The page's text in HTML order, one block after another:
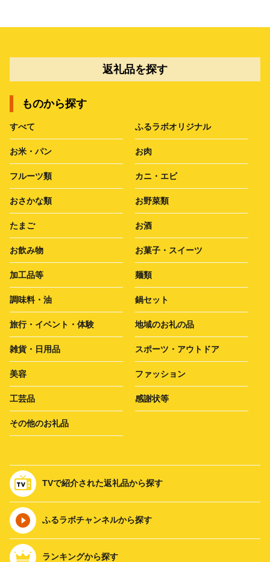
返礼品を探す
ものから探す
すべて ふるラボオリジナル
お米・パン お肉
フルーツ類 カニ・エビ
おさかな類 お野菜類
たまご お酒
お飲み物 お菓子・スイーツ
加工品等 麺類
調味料・油 鍋セット
旅行・イベント・体験 地域のお礼の品
雑貨・日用品 スポーツ・アウトドア
美容 ファッション
工芸品 感謝状等
その他のお礼品
TVで紹介された返礼品から探す
ふるラボチャンネルから探す
ランキングから探す